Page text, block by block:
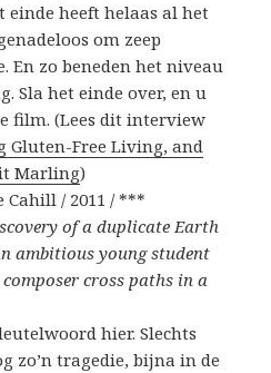
einde heeft helaas al het
om zeep
En zo beneden het niveau
Sla het einde over, en u
film. (Lees dit interview
Gluten-Free Living, and
Marling)
Cahill / 2011 / ***
of a duplicate Earth
ambitious young student
cross paths in a
hier. Slechts
zo’n tragedie, bijna in de